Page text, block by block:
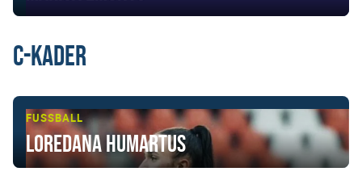
C-Kader
FUSSBALL
Loredana Humartus